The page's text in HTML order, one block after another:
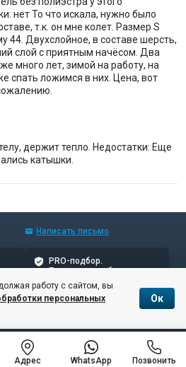
нет То что искала, нужно было
т.к. он мне колет. Размер S
44. Двухслойное, в составе шерсть,
слой с приятным начёсом. Два
много лет, зимой на работу, на
спать ложимся в них. Цена, вот
держит тепло. Недостатки: Еще
катышки.
Написать письмо
PRO-подбор.
Проверенные бренды
персональных данных
Адрес WhatsApp Позвонить
работу с сайтом, вы
персональных
Ок